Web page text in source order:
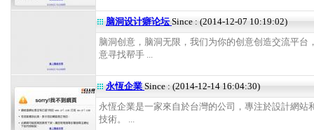
脑洞设计癖论坛Since : (2014-12-07 10:19:02)
脑洞创意，脑洞无限，我们为你的创意创造交流平台
意寻找帮手 ...
永恆企業Since : (2014-12-14 16:04:30)
永恆企業是一家來自於台灣的公司，專注於設計網站
技術。 ...